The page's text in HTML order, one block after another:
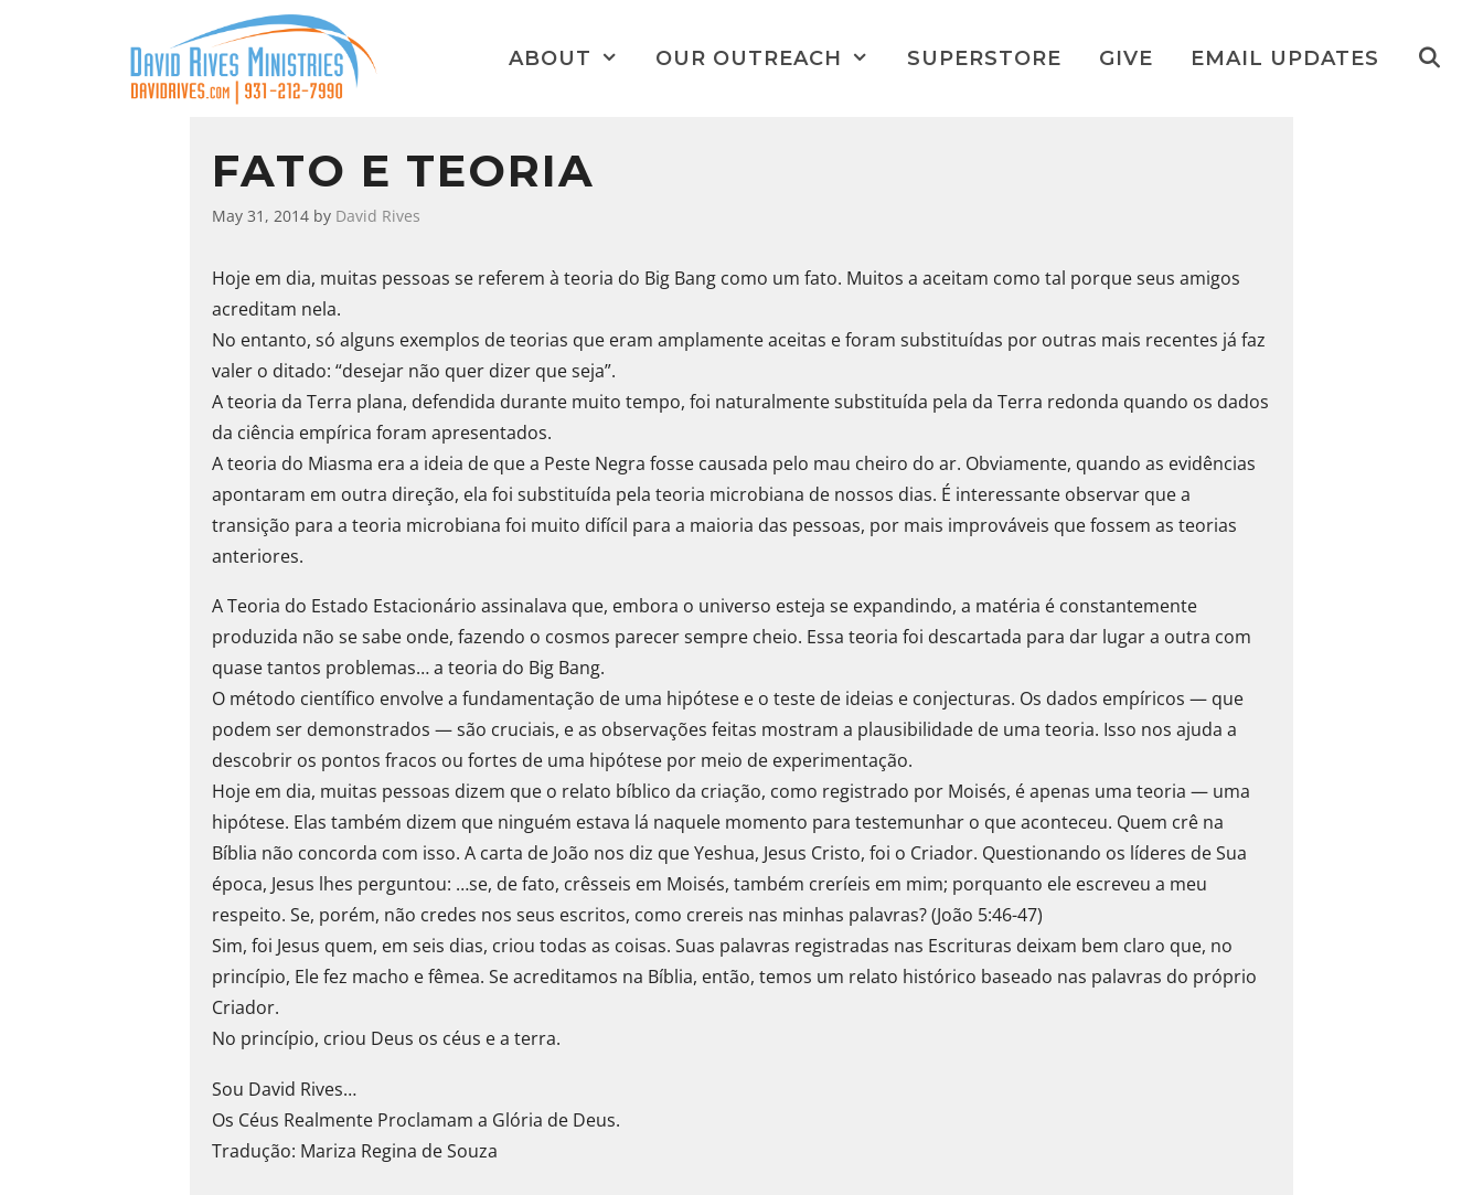
ABOUT OUR OUTREACH SUPERSTORE GIVE EMAIL UPDATES
FATO E TEORIA
May 31, 2014 by David Rives
Hoje em dia, muitas pessoas se referem à teoria do Big Bang como um fato. Muitos a aceitam como tal porque seus amigos
acreditam nela.
No entanto, só alguns exemplos de teorias que eram amplamente aceitas e foram substituídas por outras mais recentes já faz
valer o ditado: “desejar não quer dizer que seja”.
A teoria da Terra plana, defendida durante muito tempo, foi naturalmente substituída pela da Terra redonda quando os dados
da ciência empírica foram apresentados.
A teoria do Miasma era a ideia de que a Peste Negra fosse causada pelo mau cheiro do ar. Obviamente, quando as evidências
apontaram em outra direção, ela foi substituída pela teoria microbiana de nossos dias. É interessante observar que a
transição para a teoria microbiana foi muito difícil para a maioria das pessoas, por mais improváveis que fossem as teorias
anteriores.
A Teoria do Estado Estacionário assinalava que, embora o universo esteja se expandindo, a matéria é constantemente
produzida não se sabe onde, fazendo o cosmos parecer sempre cheio. Essa teoria foi descartada para dar lugar a outra com
quase tantos problemas… a teoria do Big Bang.
O método científico envolve a fundamentação de uma hipótese e o teste de ideias e conjecturas. Os dados empíricos — que
podem ser demonstrados — são cruciais, e as observações feitas mostram a plausibilidade de uma teoria. Isso nos ajuda a
descobrir os pontos fracos ou fortes de uma hipótese por meio de experimentação.
Hoje em dia, muitas pessoas dizem que o relato bíblico da criação, como registrado por Moisés, é apenas uma teoria — uma
hipótese. Elas também dizem que ninguém estava lá naquele momento para testemunhar o que aconteceu. Quem crê na
Bíblia não concorda com isso. A carta de João nos diz que Yeshua, Jesus Cristo, foi o Criador. Questionando os líderes de Sua
época, Jesus lhes perguntou: …se, de fato, crêsseis em Moisés, também creríeis em mim; porquanto ele escreveu a meu
respeito. Se, porém, não credes nos seus escritos, como crereis nas minhas palavras? (João 5:46-47)
Sim, foi Jesus quem, em seis dias, criou todas as coisas. Suas palavras registradas nas Escrituras deixam bem claro que, no
princípio, Ele fez macho e fêmea. Se acreditamos na Bíblia, então, temos um relato histórico baseado nas palavras do próprio
Criador.
No princípio, criou Deus os céus e a terra.
Sou David Rives…
Os Céus Realmente Proclamam a Glória de Deus.
Tradução: Mariza Regina de Souza